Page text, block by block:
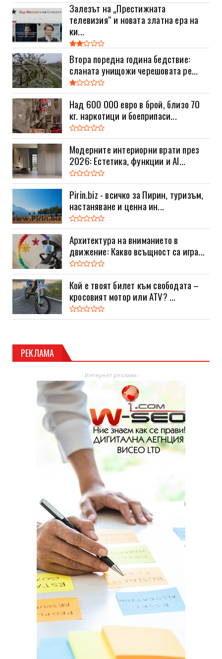
Залезът на „Престижната
телевизия“ и новата златна ера на
ки...
Втора поредна година бедствие:
сланата унищожи черешовата ре...
Над 600 000 евро в брой, близо 70
кг. наркотици и боеприпаси...
Модерните интериорни врати през
2026: Естетика, функции и AI...
Pirin.biz - всичко за Пирин, туризъм,
настаняване и ценна ин...
Архитектура на вниманието в
движение: Какво всъщност са игра...
Кой е твоят билет към свободата –
кросовият мотор или ATV? ...
РЕКЛАМА
- Интернет реклама -